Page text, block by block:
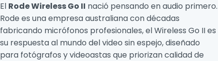
El Rode Wireless Go II nació pensando en audio primero.
Rode es una empresa australiana con décadas
fabricando micrófonos profesionales, el Wireless Go II es
su respuesta al mundo del video sin espejo, diseñado
para fotógrafos y videoastas que priorizan calidad de